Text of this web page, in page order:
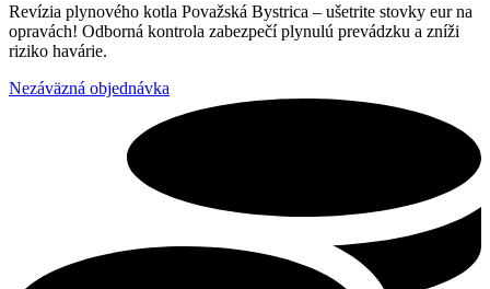
Revízia plynového kotla Považská Bystrica – ušetrite stovky eur na
opravách! Odborná kontrola zabezpečí plynulú prevádzku a zníži
riziko havárie.
Nezáväzná objednávka